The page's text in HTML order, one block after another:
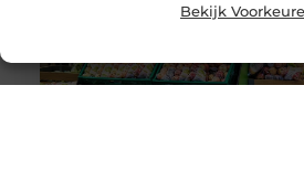
Bekijk